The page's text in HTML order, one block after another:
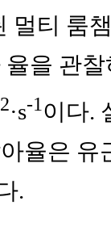
멀티 룸
을 관
·s-1 이다.
율은
.